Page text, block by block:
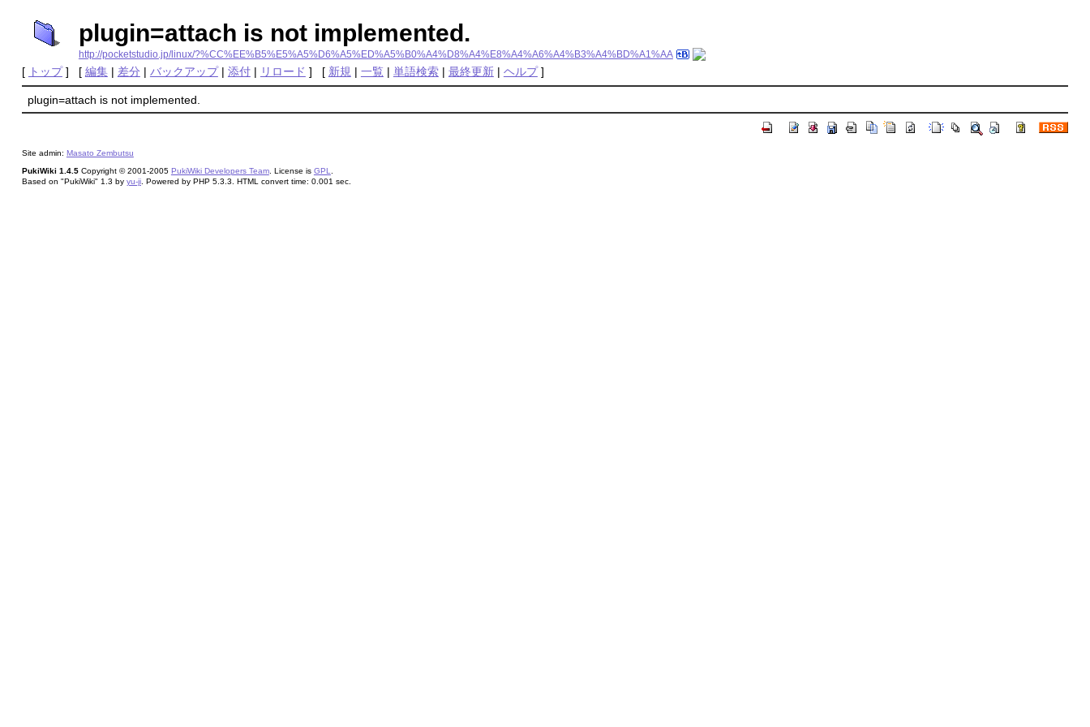
plugin=attach is not implemented.
http://pocketstudio.jp/linux/?%CC%EE%B5%E5%A5%D6%A5%ED%A5%B0%A4%D8%A4%E8%A4%A6%A4%B3%A4%BD%A1%AA
[ トップ] [ 編集| 差分 | バックアップ| 添付| リロード ] [ 新規 | 一覧 | 単語検索| 最終更新| ヘルプ]
plugin=attach is not implemented.
Site admin: Masato Zembutsu
PukiWiki 1.4.5Copyright © 2001-2005 PukiWiki Developers Team. License is GPL
Based on "PukiWiki" 1.3 by yu-ji. Powered by PHP 5.3.3. HTML convert time: 0.001 sec.